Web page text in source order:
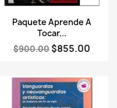
Vista rápida
Paquete Aprende A
Tocar...
$900.00 $855.00